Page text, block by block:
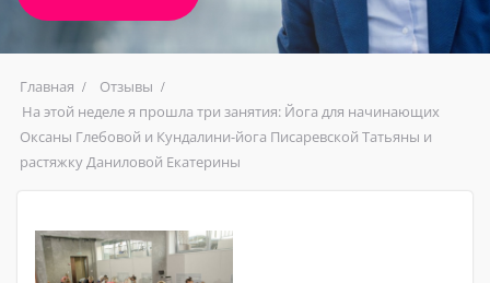
Главная
Отзывы
На этой неделе я прошла три занятия: Йога для начинающих
Оксаны Глебовой и Кундалини-йога Писаревской Татьяны и
растяжку Даниловой Екатерины